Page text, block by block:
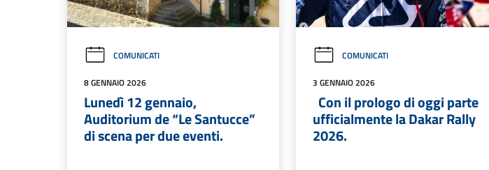
COMUNICATI
8 GENNAIO 2026
Lunedì 12 gennaio,
Auditorium de “Le Santucce”
di scena per due eventi.
COMUNICATI
3 GENNAIO 2026
Con il prologo di oggi parte
ufficialmente la Dakar Rally
2026.